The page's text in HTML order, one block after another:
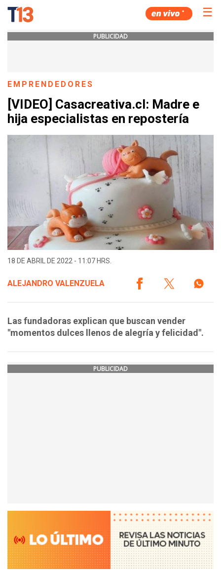
☰
PUBLICIDAD
EMPRENDEDORES
[VIDEO] Casacreativa.cl: Madre e
hija especialistas en repostería
18 DE ABRIL DE 2022 - 11:07 HRS.
ALEJANDRO VALENZUELA
Las fundadoras explican que buscan vender
"momentos dulces llenos de alegría y felicidad".
PUBLICIDAD